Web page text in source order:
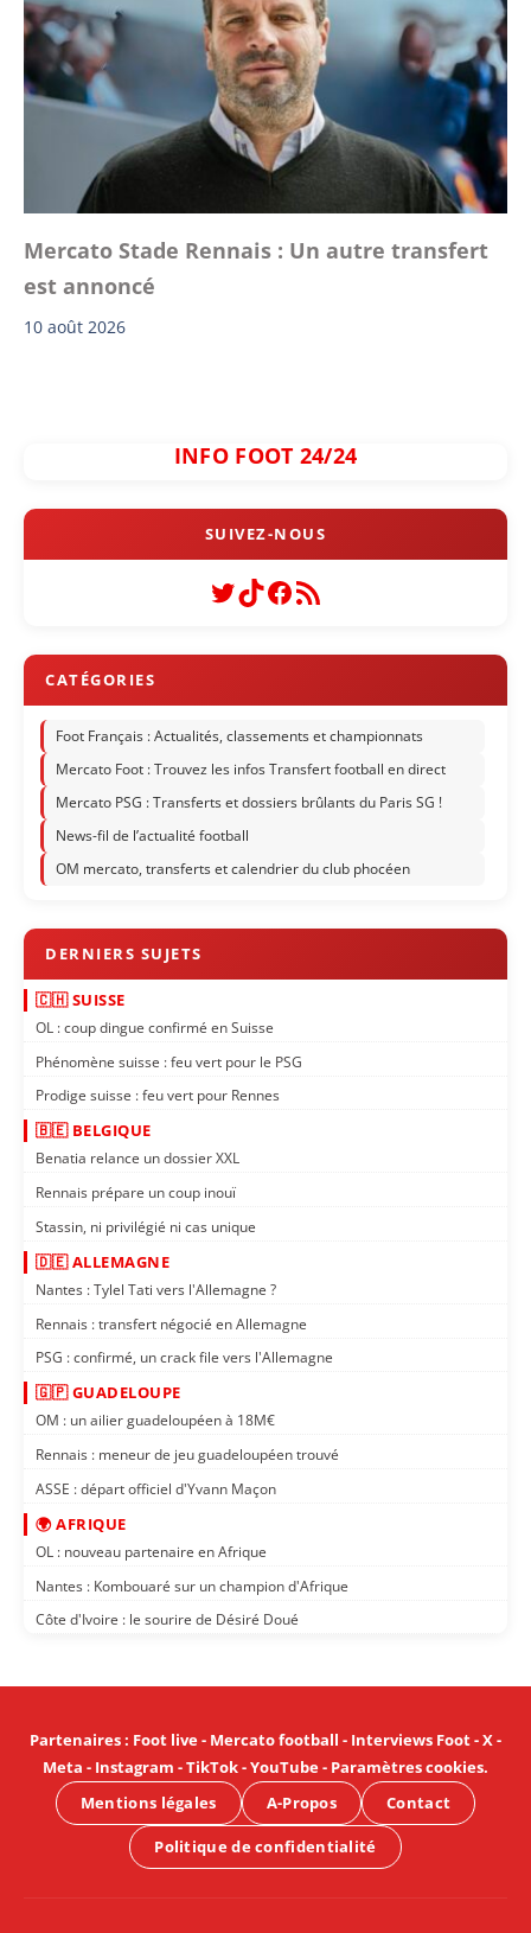
Mercato Stade Rennais : Un autre transfert
est annoncé
10 août 2026
INFO FOOT 24/24
Twitter
TikTok
Facebook
Flux RSS
Foot Français : Actualités, classements et championnats
Mercato Foot : Trouvez les infos Transfert football en direct
Mercato PSG : Transferts et dossiers brûlants du Paris SG !
News-fil de l’actualité football
OM mercato, transferts et calendrier du club phocéen
🇨🇭 SUISSE
OL : coup dingue confirmé en Suisse
Phénomène suisse : feu vert pour le PSG
Prodige suisse : feu vert pour Rennes
🇧🇪 BELGIQUE
Benatia relance un dossier XXL
Rennais prépare un coup inouï
Stassin, ni privilégié ni cas unique
🇩🇪 ALLEMAGNE
Nantes : Tylel Tati vers l'Allemagne ?
Rennais : transfert négocié en Allemagne
PSG : confirmé, un crack file vers l'Allemagne
🇬🇵 GUADELOUPE
OM : un ailier guadeloupéen à 18M€
Rennais : meneur de jeu guadeloupéen trouvé
ASSE : départ officiel d'Yvann Maçon
🌍 AFRIQUE
OL : nouveau partenaire en Afrique
Nantes : Kombouaré sur un champion d'Afrique
Côte d'Ivoire : le sourire de Désiré Doué
Partenaires: Foot live- Mercato football - Interviews Foot-X-
Meta - Instagram -TikTok-YouTube- Paramètres cookies.
Mentions légales
A-Propos Contact
Politique de confidentialité